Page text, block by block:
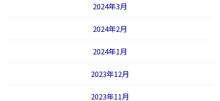
2024年3月
2024年2月
2024年1月
2023年12月
2023年11月